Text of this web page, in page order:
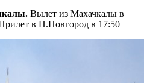
Вылет из Махачкалы в
в Н.Новгород в 17:50